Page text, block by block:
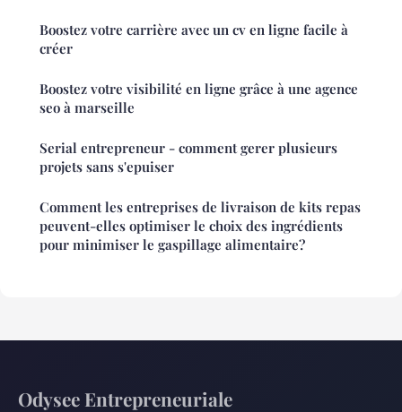
Boostez votre carrière avec un cv en ligne facile à
créer
Boostez votre visibilité en ligne grâce à une agence
seo à marseille
Serial entrepreneur - comment gerer plusieurs
projets sans s'epuiser
Comment les entreprises de livraison de kits repas
peuvent-elles optimiser le choix des ingrédients
pour minimiser le gaspillage alimentaire?
Odysee Entrepreneuriale